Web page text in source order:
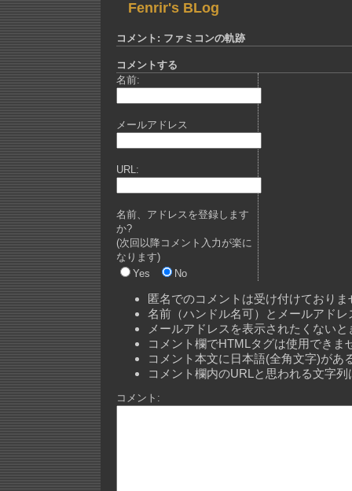
Fenrir's BLog
コメント: ファミコンの軌跡
コメントする
名前:
メールアドレス
URL:
名前、アドレスを登録します
か?
(次回以降コメント入力が楽に
なります)
Yes
No
匿名でのコメントは受け付けておりま
名前（ハンドル名可）とメールアド
メールアドレスを表示されたくない
コメント欄でHTMLタグは使用できま
コメント本文に日本語(全角文字)があ
コメント欄内のURLと思われる文字
コメント: